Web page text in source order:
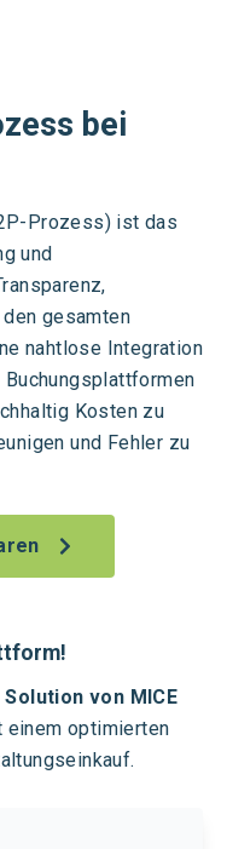
bei
Prozess) ist das
und
gesamten
nahtlose Integration
Kosten zu
und Fehler zu
von MICE
einem optimierten